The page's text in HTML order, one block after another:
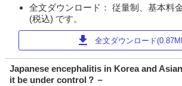
全文ダウンロード： 従量制、基本料
(税込) です。
download 全文ダウンロード
Japanese encephalitis in Korea and
it be under control？－